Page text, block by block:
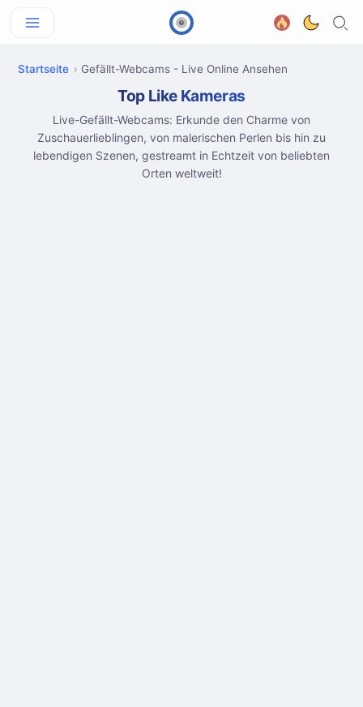
Startseite Gefällt-Webcams - Live Online Ansehen
Top Like Kameras
Live-Gefällt-Webcams: Erkunde den Charme von
Zuschauerlieblingen, von malerischen Perlen bis hin zu
lebendigen Szenen, gestreamt in Echtzeit von beliebten
Orten weltweit!